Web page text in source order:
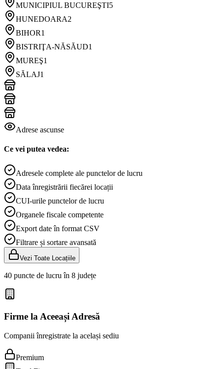
MUNICIPIUL BUCUREŞTI5
HUNEDOARA2
BIHOR1
BISTRIŢA-NĂSĂUD1
MUREŞ1
SĂLAJ1
Adrese ascunse
Ce vei putea vedea:
Adresele complete ale punctelor de lucru
Data înregistrării fiecărei locații
CUI-urile punctelor de lucru
Organele fiscale competente
Export date în format CSV
Filtrare și sortare avansată
Vezi Toate Locațiile
40 puncte de lucru în 8 județe
Firme la Aceeași Adresă
Companii înregistrate la același sediu
Premium